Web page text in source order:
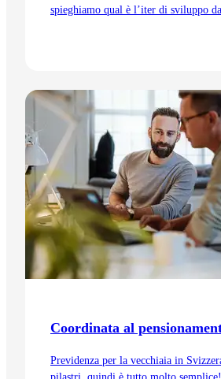
spieghiamo qual è l’iter di sviluppo
Vai all'articolo
Coordinata al
Previdenza per la vecchiaia in